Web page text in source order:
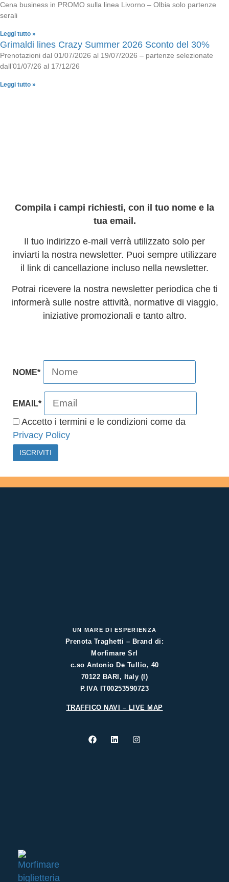
Cena business in PROMO sulla linea Livorno – Olbia solo partenze
serali
Leggi tutto »
Grimaldi lines Crazy Summer 2026 Sconto del 30%
Prenotazioni dal 01/07/2026 al 19/07/2026 – partenze selezionate
dall’01/07/26 al 17/12/26
Leggi tutto »
Compila i campi richiesti, con il tuo nome e la
tua email.
Il tuo indirizzo e-mail verrà utilizzato solo per
inviarti la nostra newsletter. Puoi sempre utilizzare
il link di cancellazione incluso nella newsletter.
Potrai ricevere la nostra newsletter periodica che ti
informerà sulle nostre attività, normative di viaggio,
iniziative promozionali e tanto altro.
NOME*
EMAIL*
Accetto i termini e le condizioni come da
Privacy Policy
UN MARE DI ESPERIENZA
Prenota Traghetti – Brand di:
Morfimare Srl
c.so Antonio De Tullio, 40
70122 BARI, Italy (I)
P.IVA IT00253590723
TRAFFICO NAVI – LIVE MAP